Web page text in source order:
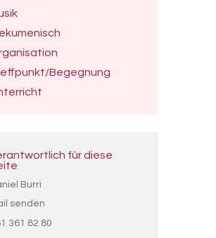
Begegnung
für diese
Burri
senden
361 82 80